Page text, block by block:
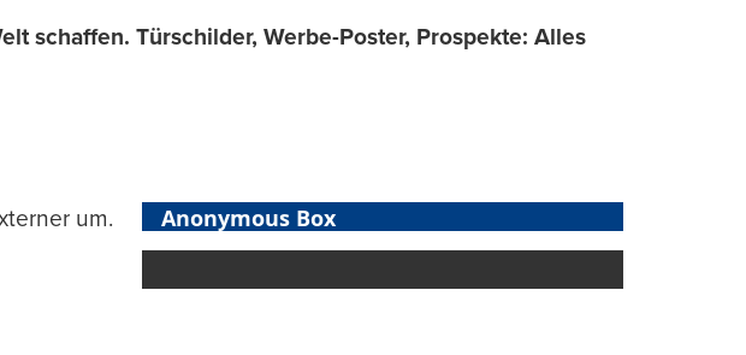
schaffen. Türschilder, Werbe-Poster, Prospekte: Alles
um.
Anonymous Box